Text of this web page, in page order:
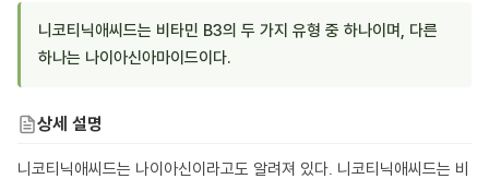
니코티닉애씨드는 비타민 B3의 두 가지 유형 중 하나이며, 다른
하나는 나이아신아마이드이다.
상세 설명
니코티닉애씨드는 나이아신이라고도 알려져 있다. 니코티닉애씨드는 비